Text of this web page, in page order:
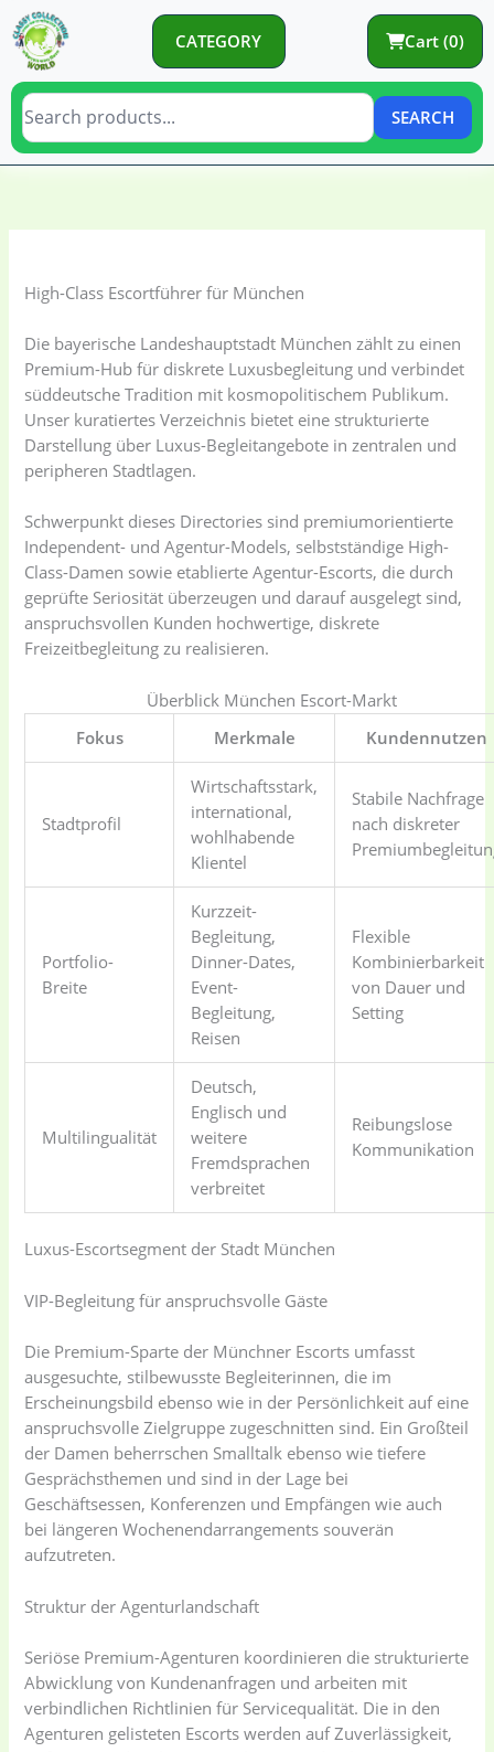
CATEGORY Cart (0)
SEARCH
Skip
to
content
o
r
y
o
r
i
e
s
High-Class Escortführer für München
Die bayerische Landeshauptstadt München zählt zu einen
Premium-Hub für diskrete Luxusbegleitung und verbindet
süddeutsche Tradition mit kosmopolitischem Publikum.
Unser kuratiertes Verzeichnis bietet eine strukturierte
Darstellung über Luxus-Begleitangebote in zentralen und
peripheren Stadtlagen.
Schwerpunkt dieses Directories sind premiumorientierte
Independent- und Agentur-Models, selbstständige High-
Class-Damen sowie etablierte Agentur-Escorts, die durch
geprüfte Seriosität überzeugen und darauf ausgelegt sind,
anspruchsvollen Kunden hochwertige, diskrete
Freizeitbegleitung zu realisieren.
Überblick München Escort-Markt
Fokus
Merkmale Kundennutzen
Stadtprofil
Wirtschaftsstark,
international,
wohlhabende
Klientel
Stabile Nachfrage
nach diskreter
Portfolio-
Breite
Kurzzeit-
Begleitung,
Dinner-Dates,
Event-
Begleitung,
Reisen
Flexible
Kombinierbarkeit
von Dauer und
Setting
Multilingualität
Deutsch,
Englisch und
weitere
Fremdsprachen
verbreitet
Reibungslose
Kommunikation
Luxus-Escortsegment der Stadt München
VIP-Begleitung für anspruchsvolle Gäste
Die Premium-Sparte der Münchner Escorts umfasst
ausgesuchte, stilbewusste Begleiterinnen, die im
Erscheinungsbild ebenso wie in der Persönlichkeit auf eine
anspruchsvolle Zielgruppe zugeschnitten sind. Ein Großteil
der Damen beherrschen Smalltalk ebenso wie tiefere
Gesprächsthemen und sind in der Lage bei
Geschäftsessen, Konferenzen und Empfängen wie auch
bei längeren Wochenendarrangements souverän
aufzutreten.
Struktur der Agenturlandschaft
Seriöse Premium-Agenturen koordinieren die strukturierte
Abwicklung von Kundenanfragen und arbeiten mit
verbindlichen Richtlinien für Servicequalität. Die in den
Agenturen gelisteten Escorts werden auf Zuverlässigkeit,